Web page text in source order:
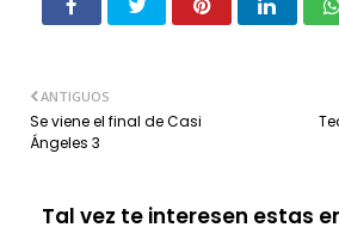
ANTIGUOS
Se viene el final de Casi
Ángeles 3
Tal vez te interesen estas